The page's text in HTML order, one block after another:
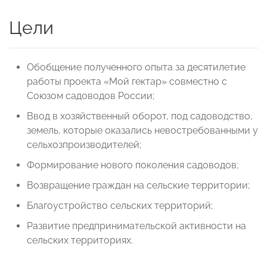
Цели
Обобщение полученного опыта за десятилетие
работы проекта «Мой гектар» совместно с
Союзом садоводов России;
Ввод в хозяйственный оборот, под садоводство,
земель, которые оказались невостребованными у
сельхозпроизводителей;
Формирование нового поколения садоводов;
Возвращение граждан на сельские территории;
Благоустройство сельских территорий;
Развитие предпринимательской активности на
сельских территориях.